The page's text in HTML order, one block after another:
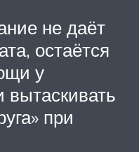
не даёт
остаётся
у
при